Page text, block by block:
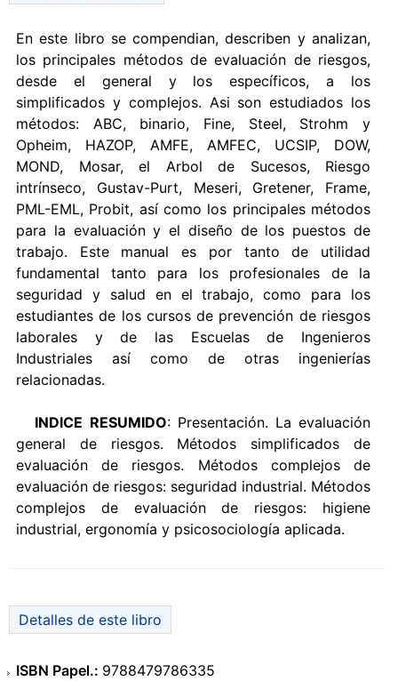
En este libro se compendian, describen y analizan,
los principales métodos de evaluación de riesgos,
desde el general y los específicos, a los
simplificados y complejos. Asi son estudiados los
métodos: ABC, binario, Fine, Steel, Strohm y
Opheim, HAZOP, AMFE, AMFEC, UCSIP, DOW,
MOND, Mosar, el Arbol de Sucesos, Riesgo
intrínseco, Gustav-Purt, Meseri, Gretener, Frame,
PML-EML, Probit, así como los principales métodos
para la evaluación y el diseño de los puestos de
trabajo. Este manual es por tanto de utilidad
fundamental tanto para los profesionales de la
seguridad y salud en el trabajo, como para los
estudiantes de los cursos de prevención de riesgos
laborales y de las Escuelas de Ingenieros
Industriales así como de otras ingenierías
relacionadas.
INDICE RESUMIDO: Presentación. La evaluación
general de riesgos. Métodos simplificados de
evaluación de riesgos. Métodos complejos de
evaluación de riesgos: seguridad industrial. Métodos
complejos de evaluación de riesgos: higiene
industrial, ergonomía y psicosociología aplicada.
Detalles de este libro
ISBN Papel.: 9788479786335